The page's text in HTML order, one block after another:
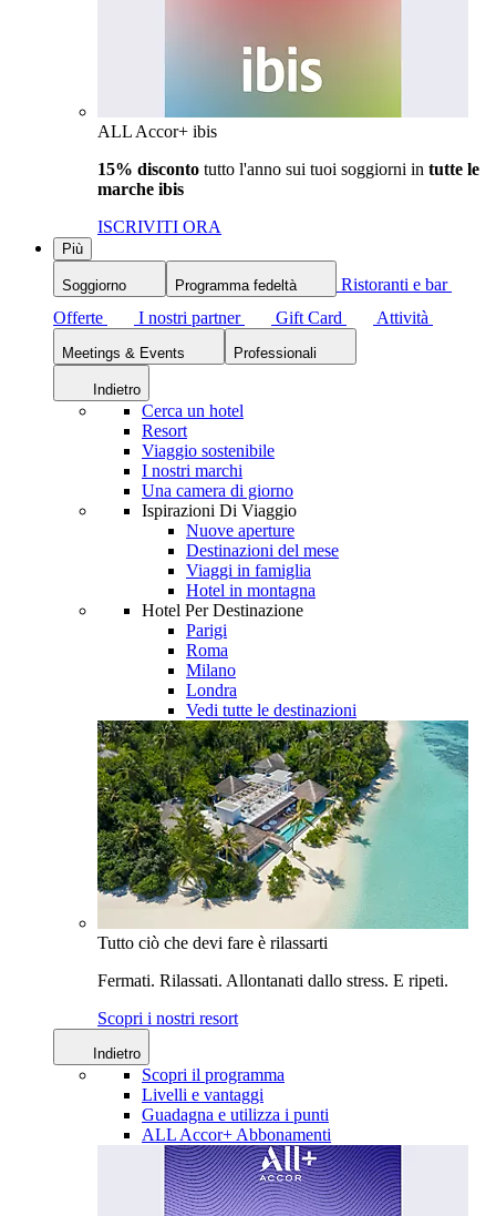
ALL Accor+ ibis
15% disconto tutto l'anno sui tuoi soggiorni in tutte le
marche ibis
ISCRIVITI ORA
Più
Soggiorno Programma fedeltà
Ristoranti e bar
Offerte
I nostri partner Gift Card Attività
Meetings & Events Professionali
Indietro
Cerca un hotel
Resort
Viaggio sostenibile
I nostri marchi
Una camera di giorno
Ispirazioni Di Viaggio
Nuove aperture
Destinazioni del mese
Viaggi in famiglia
Hotel in montagna
Hotel Per Destinazione
Parigi
Roma
Milano
Londra
Vedi tutte le destinazioni
Tutto ciò che devi fare è rilassarti
Fermati. Rilassati. Allontanati dallo stress. E ripeti.
Scopri i nostri resort
Indietro
Scopri il programma
Livelli e vantaggi
Guadagna e utilizza i punti
ALL Accor+ Abbonamenti